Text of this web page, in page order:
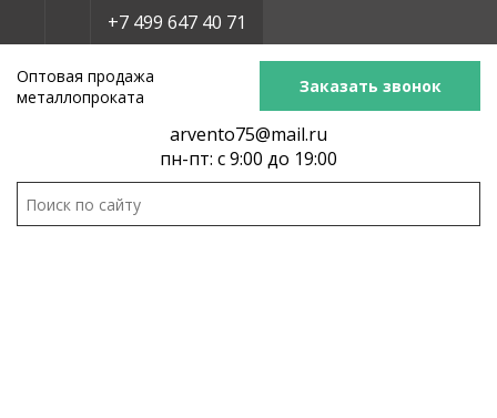
Оптовая продажа
металлопроката
arvento75@mail.ru
пн-пт: с 9:00 до 19:00
Заказать звонок
+7 499 647 40 71